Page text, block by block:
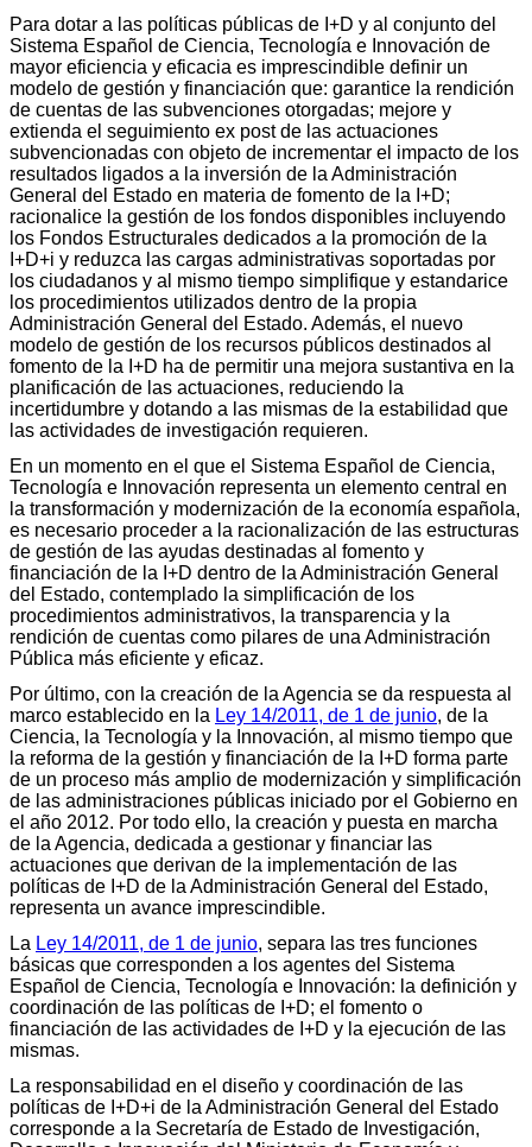
Para dotar a las políticas públicas de I+D y al conjunto del
Sistema Español de Ciencia, Tecnología e Innovación de
mayor eficiencia y eficacia es imprescindible definir un
modelo de gestión y financiación que: garantice la rendición
de cuentas de las subvenciones otorgadas; mejore y
extienda el seguimiento ex post de las actuaciones
subvencionadas con objeto de incrementar el impacto de los
resultados ligados a la inversión de la Administración
General del Estado en materia de fomento de la I+D;
racionalice la gestión de los fondos disponibles incluyendo
los Fondos Estructurales dedicados a la promoción de la
I+D+i y reduzca las cargas administrativas soportadas por
los ciudadanos y al mismo tiempo simplifique y estandarice
los procedimientos utilizados dentro de la propia
Administración General del Estado. Además, el nuevo
modelo de gestión de los recursos públicos destinados al
fomento de la I+D ha de permitir una mejora sustantiva en la
planificación de las actuaciones, reduciendo la
incertidumbre y dotando a las mismas de la estabilidad que
las actividades de investigación requieren.
En un momento en el que el Sistema Español de Ciencia,
Tecnología e Innovación representa un elemento central en
la transformación y modernización de la economía española,
es necesario proceder a la racionalización de las estructuras
de gestión de las ayudas destinadas al fomento y
financiación de la I+D dentro de la Administración General
del Estado, contemplado la simplificación de los
procedimientos administrativos, la transparencia y la
rendición de cuentas como pilares de una Administración
Pública más eficiente y eficaz.
Por último, con la creación de la Agencia se da respuesta al
marco establecido en la Ley 14/2011, de 1 de junio, de la
Ciencia, la Tecnología y la Innovación, al mismo tiempo que
la reforma de la gestión y financiación de la I+D forma parte
de un proceso más amplio de modernización y simplificación
de las administraciones públicas iniciado por el Gobierno en
el año 2012. Por todo ello, la creación y puesta en marcha
de la Agencia, dedicada a gestionar y financiar las
actuaciones que derivan de la implementación de las
políticas de I+D de la Administración General del Estado,
representa un avance imprescindible.
La Ley 14/2011, de 1 de junio, separa las tres funciones
básicas que corresponden a los agentes del Sistema
Español de Ciencia, Tecnología e Innovación: la definición y
coordinación de las políticas de I+D; el fomento o
financiación de las actividades de I+D y la ejecución de las
mismas.
La responsabilidad en el diseño y coordinación de las
políticas de I+D+i de la Administración General del Estado
corresponde a la Secretaría de Estado de Investigación,